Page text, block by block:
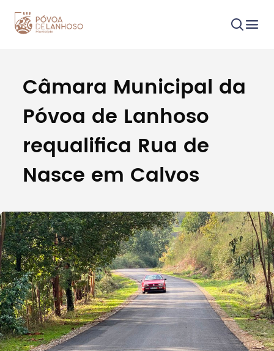
Procurar
Tipo de conteúdo
Filtros
Câmara Municipal da
Póvoa de Lanhoso
requalifica Rua de
Nasce em Calvos